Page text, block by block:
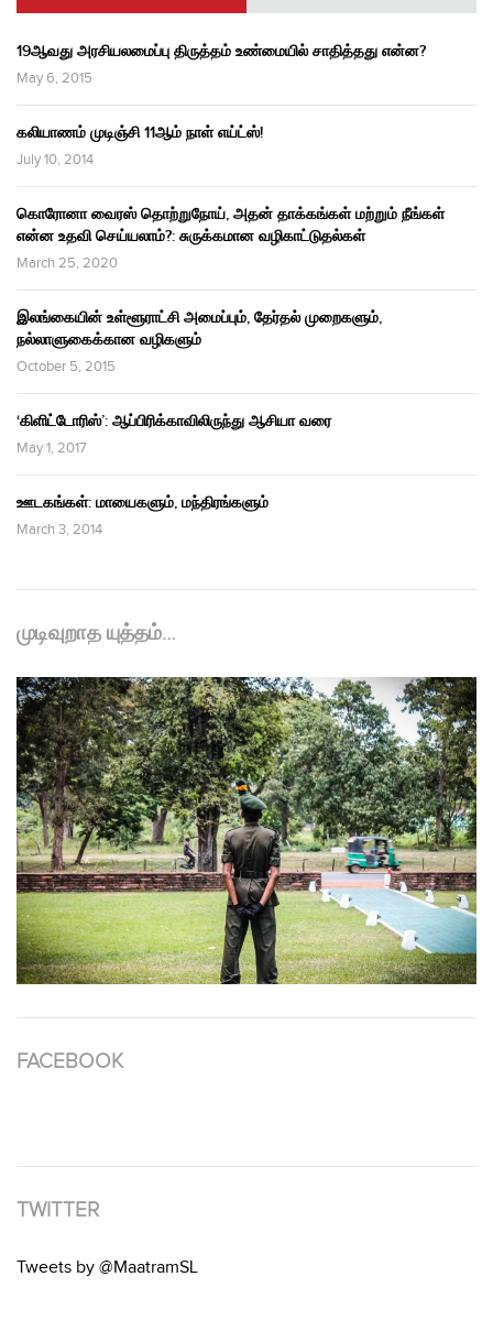
19ஆவது அரசியலமைப்பு திருத்தம் உண்மையில் சாதித்தது என்ன?
May 6, 2015
கலியாணம் முடிஞ்சி 11ஆம் நாள் எய்ட்ஸ்!
July 10, 2014
கொரோனா வைரஸ் தொற்றுநோய், அதன் தாக்கங்கள் மற்றும் நீங்கள்
என்ன உதவி செய்யலாம்?: சுருக்கமான வழிகாட்டுதல்கள்
March 25, 2020
இலங்கையின் உள்ளூராட்சி அமைப்பும், தேர்தல் முறைகளும்,
நல்லாளுகைக்கான வழிகளும்
October 5, 2015
‘கிளிட்டோரிஸ்’: ஆப்பிரிக்காவிலிருந்து ஆசியா வரை
May 1, 2017
ஊடகங்கள்: மாயைகளும், மந்திரங்களும்
March 3, 2014
முடிவுறாத யுத்தம்…
FACEBOOK
TWITTER
Tweets by @MaatramSL